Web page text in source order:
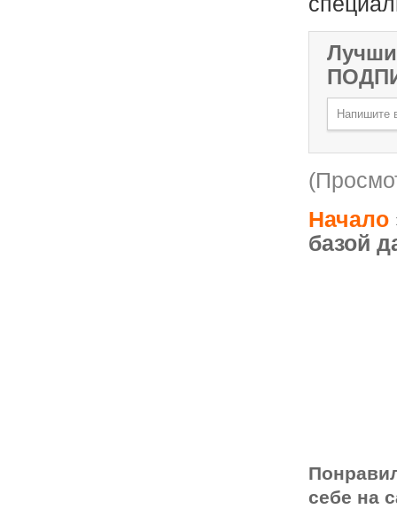
Начало
базой
себе на